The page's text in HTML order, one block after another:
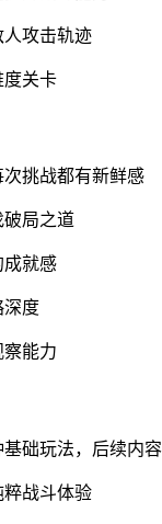
攻击轨迹
度关卡
挑战都有新鲜感
破局之道
成就感
深度
能力
础玩法，后续内
粹战斗体验